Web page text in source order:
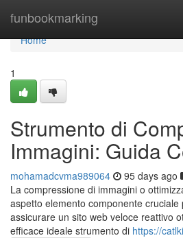
funbookmarking
Home
Home
1
Strumento di
Immagini: Guida
mohamadcvma989064 95 days ago
La compressione di immagini o
aspetto elemento componente
assicurare un sito web veloce reattivo
efficace ideale strumento di https://